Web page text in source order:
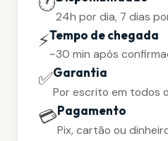
24h por dia, 7 dias
⚡Tempo de chegada
~30 min após
✅Garantia
Por escrito em todos
💳Pagamento
Pix, cartão ou